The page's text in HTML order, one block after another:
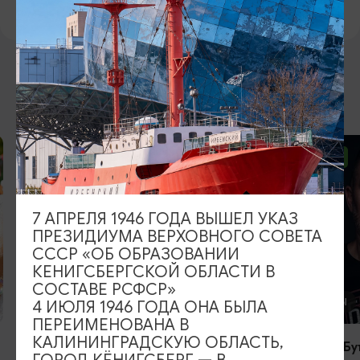
ВОЗМОЖНО ВАС ЗАИНТЕРЕСУЕТ
ОТ 2500₽
КОНЦЕРТЫ
RADIO TAPOK
ОТ 1000₽
КОНЦЕРТЫ
Константин
7 АПРЕЛЯ 1946 ГОДА ВЫШЕЛ УКАЗ
ПРЕЗИДИУМА ВЕРХОВНОГО СОВЕТА
СССР «ОБ ОБРАЗОВАНИИ
КЕНИГСБЕРГСКОЙ ОБЛАСТИ В
СОСТАВЕ РСФСР»
4 ИЮЛЯ 1946 ГОДА ОНА БЫЛА
ПЕРЕИМЕНОВАНА В
КАЛИНИНГРАДСКУЮ ОБЛАСТЬ,